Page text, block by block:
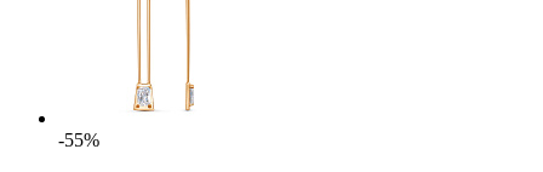
-55%